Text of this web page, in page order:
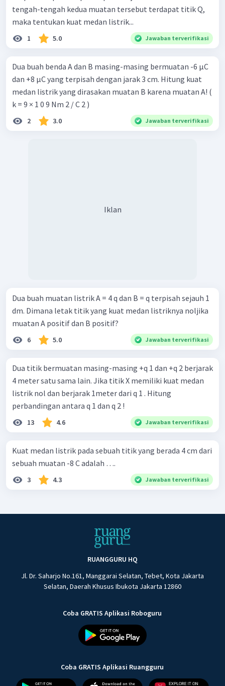
tengah-tengah kedua muatan tersebut terdapat titik Q,
maka tentukan kuat medan listrik...
1 5.0 Jawaban terverifikasi
Dua buah benda A dan B masing-masing bermuatan -6 µC
dan +8 µC yang terpisah dengan jarak 3 cm. Hitung kuat
medan listrik yang dirasakan muatan B karena muatan A! (
k = 9 × 1 0 9 Nm 2 / C 2 )
2 3.0 Jawaban terverifikasi
Iklan
Dua buah muatan listrik A = 4 q dan B = q terpisah sejauh 1
dm. Dimana letak titik yang kuat medan listriknya noljika
muatan A positif dan B positif?
6 5.0 Jawaban terverifikasi
Dua titik bermuatan masing-masing +q 1 dan +q 2 berjarak
4 meter satu sama lain. Jika titik X memiliki kuat medan
listrik nol dan berjarak 1meter dari q 1 . Hitung
perbandingan antara q 1 dan q 2 !
13 4.6 Jawaban terverifikasi
Kuat medan listrik pada sebuah titik yang berada 4 cm dari
sebuah muatan -8 C adalah ….
3 4.3 Jawaban terverifikasi
RUANGGURU HQ
Jl. Dr. Saharjo No.161, Manggarai Selatan, Tebet, Kota Jakarta
Selatan, Daerah Khusus Ibukota Jakarta 12860
Coba GRATIS Aplikasi Roboguru
Coba GRATIS Aplikasi Ruangguru